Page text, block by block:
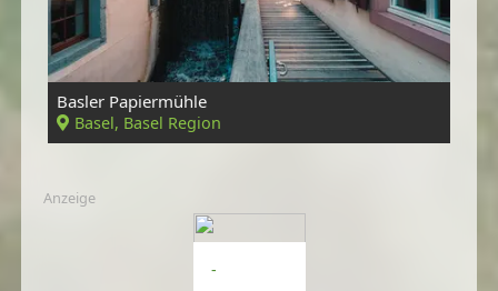
Basler Papiermühle
Basel, Basel Region
Anzeige
-